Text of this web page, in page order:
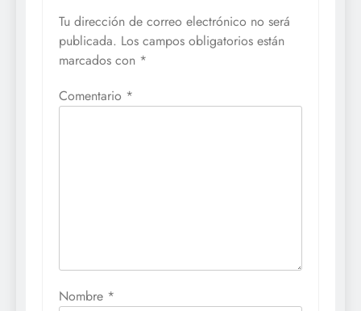
Tu dirección de correo electrónico no será
publicada. Los campos obligatorios están
marcados con *
Comentario *
Nombre *